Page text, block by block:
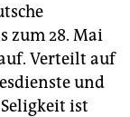
zum 28. Mai
Verteilt auf
und
ist